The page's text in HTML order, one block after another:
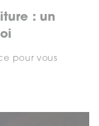
: un
pour vous